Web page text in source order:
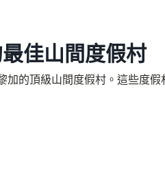
佳山間度假村
的頂級山間度假村。這些度